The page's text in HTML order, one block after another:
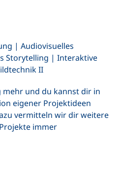
| Audiovisuelles
Storytelling | Interaktive
II
mehr und du kannst dir in
eigener Projektideen
vermitteln wir dir weitere
immer